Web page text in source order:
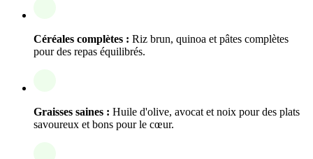
Céréales complètes : Riz brun, quinoa et pâtes complètes
pour des repas équilibrés.
Graisses saines : Huile d'olive, avocat et noix pour des plats
savoureux et bons pour le cœur.